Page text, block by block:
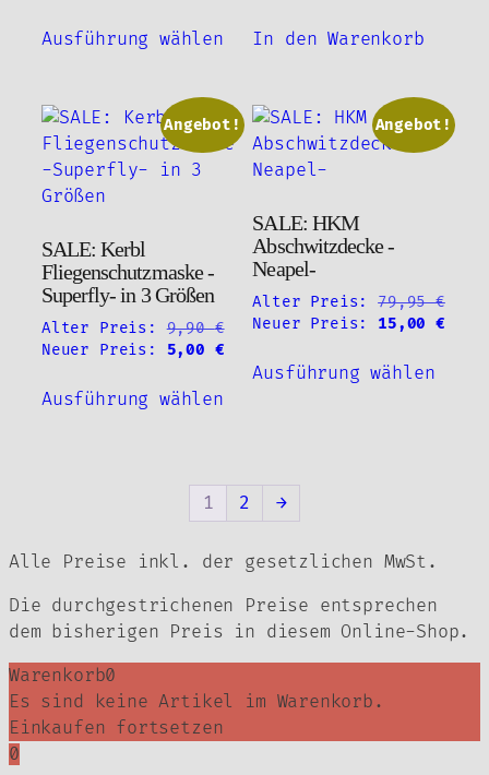
war:
ist:
Ausführung wählenProdukt
mehrere
Varianten
auf.
Die
können
auf
der
Produktseite
gewählt
werden
war:
In den Warenkorb
Angebot!
SALE: Kerbl
Fliegenschutzmaske -
Superfly- in 3 Größen
Alter Preis: 9,90€Ursprünglicher
Preis
war:
Neuer Preis: 5,00 €Aktueller
Preis
Ausführung wählen
Dieses
Produkt
Varianten
auf.
Optionen
auf
der
Produktseite
gewählt
werden
Angebot!
SALE: HKM
Abschwitzdecke -
Neapel-
Alter Preis: 79,95€
Ursprünglicher
war:
Neuer Preis: 15,00€
Ausführung wählen
der
1 2 →
Alle Preise inkl. der gesetzlichen MwSt.
Die durchgestrichenen Preise entsprechen
dem bisherigen Preis in diesem Online-Shop.
Warenkorb0
Es sind keine Artikel im Warenkorb.
Einkaufen fortsetzen
0